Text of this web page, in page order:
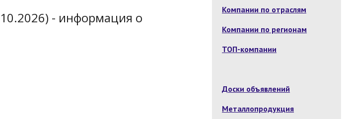
- информация о
Компании по отраслям
Компании по регионам
ТОП-компании
Доски объявлений
Металлопродукция